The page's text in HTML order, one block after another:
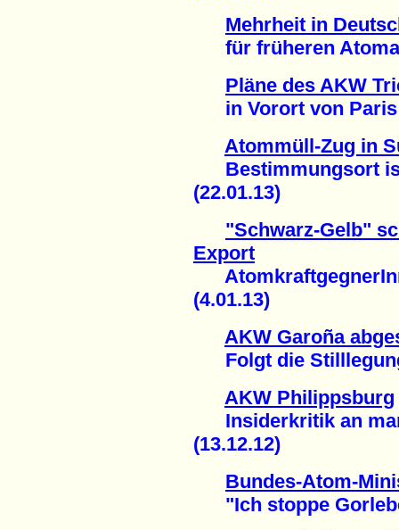
Mehrheit in
für früheren
Pläne des AKW
in Vorort von Paris
Atommüll-Zug in
Bestimmungsort
(22.01.13)
"Schwarz-Gelb"
Export
(4.01.13)
AKW Garoña
Folgt die
AKW Philippsburg
Insiderkritik an
(13.12.12)
Bundes-Atom-
"Ich stoppe